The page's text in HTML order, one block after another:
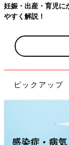
妊娠・出産・育児に
やすく解説！
ピックアップ